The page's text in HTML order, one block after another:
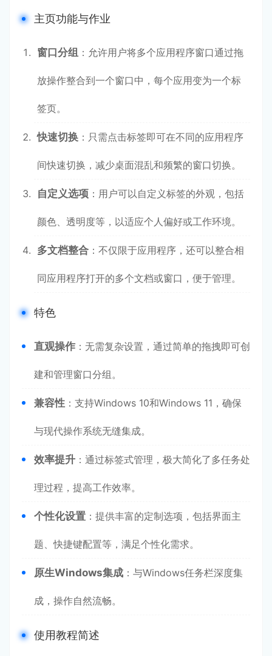
主页功能与作业
窗口分组 ：允许用户将多个应用程序窗口通过拖
放操作整合到一个窗口中，每个应用变为一个标
签页。
快速切换 ：只需点击标签即可在不同的应用程序
间快速切换，减少桌面混乱和频繁的窗口切换。
自定义选项 ：用户可以自定义标签的外观，包括
颜色、透明度等，以适应个人偏好或工作环境。
多文档整合 ：不仅限于应用程序，还可以整合相
同应用程序打开的多个文档或窗口，便于管理。
特色
直观操作 ：无需复杂设置，通过简单的拖拽即可创
建和管理窗口分组。
兼容性 ：支持Windows 10和Windows 11，确保
与现代操作系统无缝集成。
效率提升 ：通过标签式管理，极大简化了多任务处
理过程，提高工作效率。
个性化设置 ：提供丰富的定制选项，包括界面主
题、快捷键配置等，满足个性化需求。
原生Windows集成 ：与Windows任务栏深度集
成，操作自然流畅。
使用教程简述